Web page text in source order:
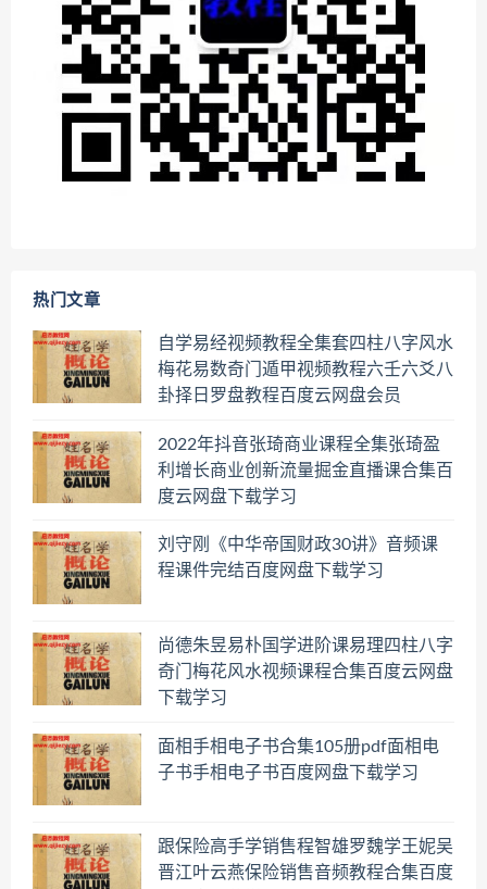
热门文章
自学易经视频教程全集套四柱八字风水
梅花易数奇门遁甲视频教程六壬六爻八
卦择日罗盘教程百度云网盘会员
2022年抖音张琦商业课程全集张琦盈
利增长商业创新流量掘金直播课合集百
度云网盘下载学习
刘守刚《中华帝国财政30讲》音频课
程课件完结百度网盘下载学习
尚德朱昱易朴国学进阶课易理四柱八字
奇门梅花风水视频课程合集百度云网盘
下载学习
面相手相电子书合集105册pdf面相电
子书手相电子书百度网盘下载学习
跟保险高手学销售程智雄罗魏学王妮吴
晋江叶云燕保险销售音频教程合集百度